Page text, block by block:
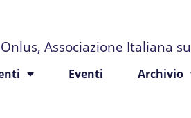
Associazione Italiana
Eventi Archivio